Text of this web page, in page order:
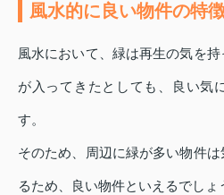
風水的に良い物件の特
風水において、緑は再生の気を
が入ってきたとしても、良い気
す。
そのため、周辺に緑が多い物件
るため、良い物件といえるでしょ